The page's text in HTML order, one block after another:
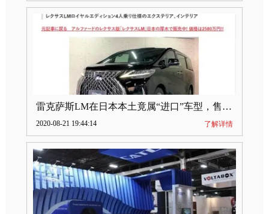
雷克萨斯LM在日本本土竟属“进口”车型，售价2580万日元
2020-08-21 19:44:14 了解详情